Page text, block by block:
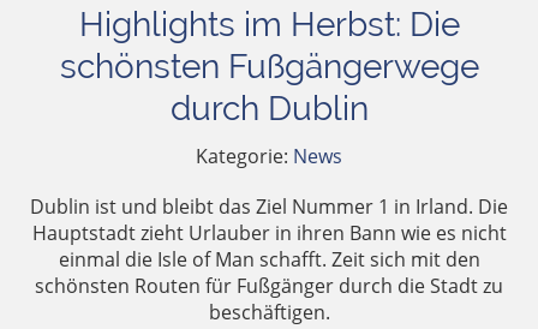
Highlights im Herbst: Die
schönsten Fußgängerwege
durch Dublin
Kategorie: News
Dublin ist und bleibt das Ziel Nummer 1 in Irland. Die
Hauptstadt zieht Urlauber in ihren Bann wie es nicht
einmal die Isle of Man schafft. Zeit sich mit den
schönsten Routen für Fußgänger durch die Stadt zu
beschäftigen.